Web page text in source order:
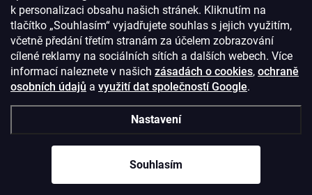
k personalizaci obsahu našich stránek. Kliknutím na
tlačítko „Souhlasím“ vyjadřujete souhlas s jejich využitím,
včetně předání třetím stranám za účelem zobrazování
cílené reklamy na sociálních sítích a dalších webech. Více
informací naleznete v našich zásadách o cookies, ochraně
osobních údajů a využití dat společností Google.
Nastavení
Souhlasím
Nakupujte na FOA bezpečně a bez obav.
Díky HTTPS protokolu jsou Vaše citlivá
data v naprostém bezpečí.
© Copyright2026Westlogic s.r.o.,
Olomoucká 267/29, Opava, 746 01